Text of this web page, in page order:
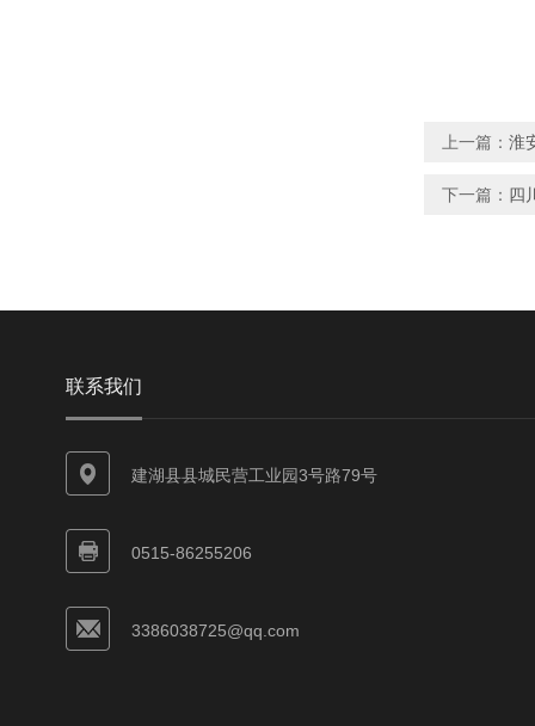
上一篇： 淮
下一篇： 四
联系我们
建湖县县城民营工业园3号路79号
0515-86255206
3386038725@qq.com